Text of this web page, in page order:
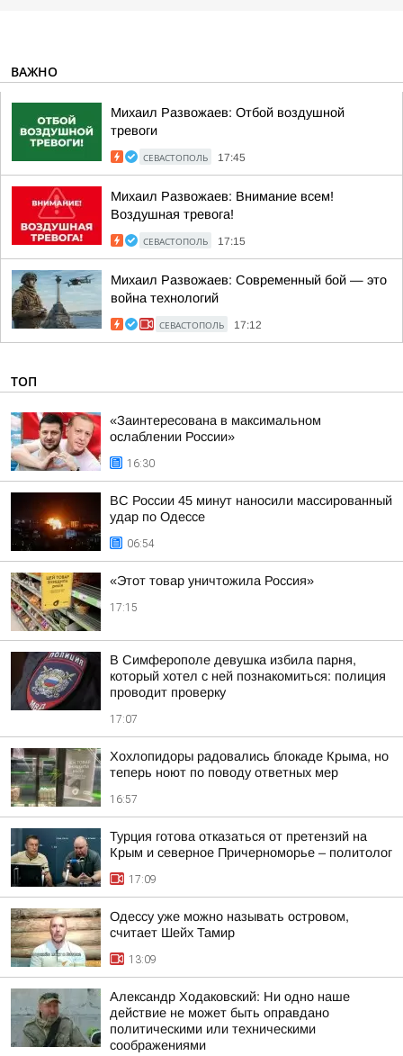
ВАЖНО
Михаил Развожаев: Отбой воздушной
тревоги
СЕВАСТОПОЛЬ 17:45
Михаил Развожаев: Внимание всем!
Воздушная тревога!
СЕВАСТОПОЛЬ 17:15
Михаил Развожаев: Современный бой — это
война технологий
СЕВАСТОПОЛЬ 17:12
ТОП
«Заинтересована в максимальном
ослаблении России»
16:30
ВС России 45 минут наносили массированный
удар по Одессе
06:54
«Этот товар уничтожила Россия»
17:15
В Симферополе девушка избила парня,
который хотел с ней познакомиться: полиция
проводит проверку
17:07
Хохлопидоры радовались блокаде Крыма, но
теперь ноют по поводу ответных мер
16:57
Турция готова отказаться от претензий на
Крым и северное Причерноморье – политолог
17:09
Одессу уже можно называть островом,
считает Шейх Тамир
13:09
Александр Ходаковский: Ни одно наше
действие не может быть оправдано
политическими или техническими
соображениями